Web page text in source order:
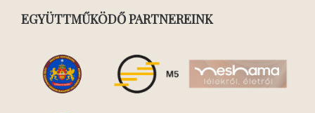
EGYÜTTMŰKÖDŐ PARTNEREINK